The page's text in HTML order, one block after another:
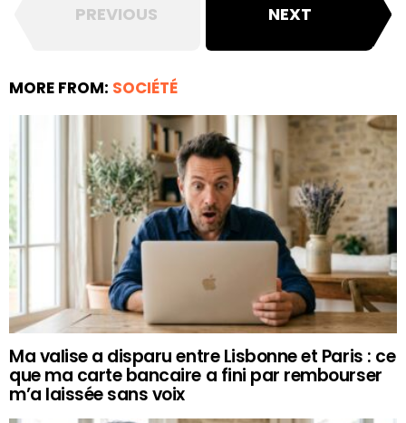
PREVIOUS NEXT
MORE FROM: SOCIÉTÉ
Ma valise a disparu entre Lisbonne et Paris : ce
que ma carte bancaire a fini par rembourser
m’a laissée sans voix